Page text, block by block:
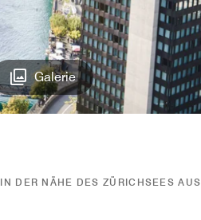
Galerie
DER NÄHE DES ZÜRICHSEES AUS